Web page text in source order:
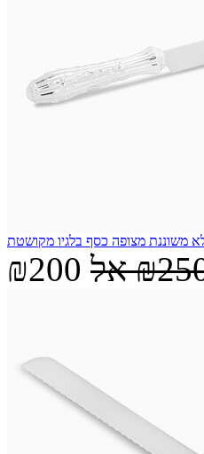
משוננת מצופה כסף בלגיו מקושטת
₪200 אל